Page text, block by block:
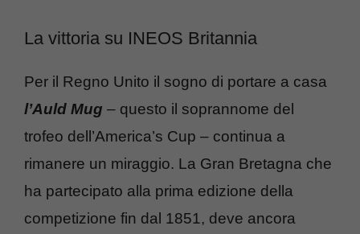
La vittoria su INEOS Britannia
Per il Regno Unito il sogno di portare a casa
l’Auld Mug – questo il soprannome del
trofeo dell’America’s Cup – continua a
rimanere un miraggio. La Gran Bretagna che
ha partecipato alla prima edizione della
competizione fin dal 1851, deve ancora